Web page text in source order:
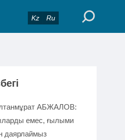
Kz Ru
АБЖАЛОВ:
емес, ғылыми
даярлаймыз